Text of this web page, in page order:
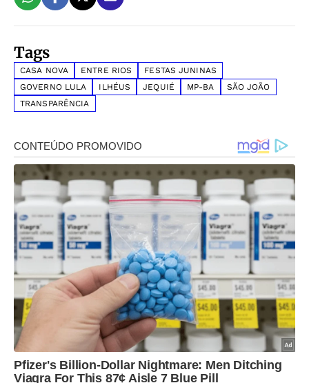
Tags
CASA NOVA ENTRE RIOS
FESTAS JUNINAS
GOVERNO LULA
ILHÉUS JEQUIÉ MP-BA
SÃO JOÃO
TRANSPARÊNCIA